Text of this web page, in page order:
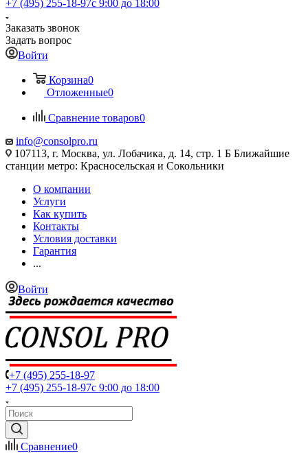
+7 (495) 255-18-97с 9:00 до 18:00
Заказать звонок
Задать вопрос
Войти
Корзина0
Отложенные0
Сравнение товаров0
info@consolpro.ru
107113, г. Москва, ул. Лобачика, д. 14, стр. 1 Б Ближайшие
станции метро: Красносельская и Сокольники
О компании
Услуги
Как купить
Контакты
Условия доставки
Гарантия
...
Войти
+7 (495) 255-18-97
+7 (495) 255-18-97с 9:00 до 18:00
Сравнение0